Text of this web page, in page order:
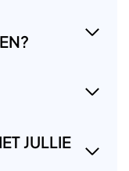
JULLIE